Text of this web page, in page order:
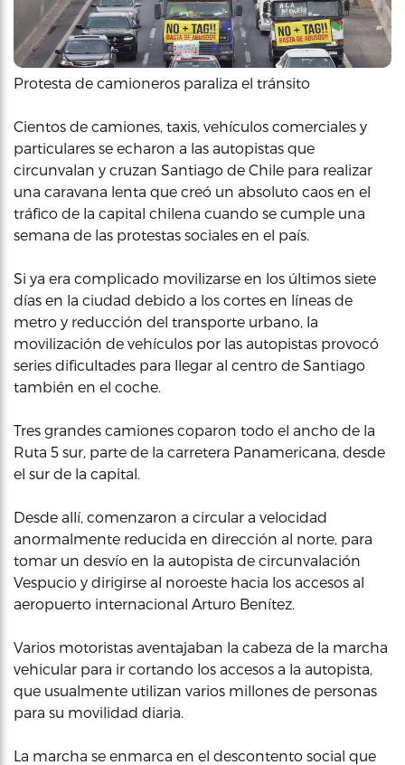
Protesta de camioneros paraliza el tránsito
Cientos de camiones, taxis, vehículos comerciales y
particulares se echaron a las autopistas que
circunvalan y cruzan Santiago de Chile para realizar
una caravana lenta que creó un absoluto caos en el
tráfico de la capital chilena cuando se cumple una
semana de las protestas sociales en el país.
Si ya era complicado movilizarse en los últimos siete
días en la ciudad debido a los cortes en líneas de
metro y reducción del transporte urbano, la
movilización de vehículos por las autopistas provocó
series dificultades para llegar al centro de Santiago
también en el coche.
Tres grandes camiones coparon todo el ancho de la
Ruta 5 sur, parte de la carretera Panamericana, desde
el sur de la capital.
Desde allí, comenzaron a circular a velocidad
anormalmente reducida en dirección al norte, para
tomar un desvío en la autopista de circunvalación
Vespucio y dirigirse al noroeste hacia los accesos al
aeropuerto internacional Arturo Benítez.
Varios motoristas aventajaban la cabeza de la marcha
vehicular para ir cortando los accesos a la autopista,
que usualmente utilizan varios millones de personas
para su movilidad diaria.
La marcha se enmarca en el descontento social que